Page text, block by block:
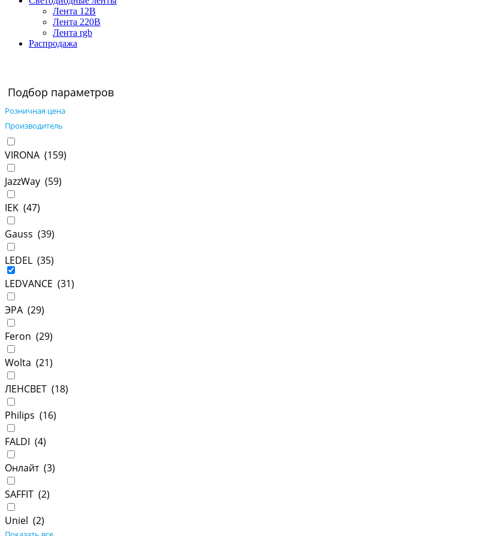
Лента 12В
Лента 220В
Лента rgb
Распродажа
Подбор параметров
Розничная цена
Производитель
VIRONA (159)
JazzWay (59)
IEK (47)
Gauss (39)
LEDEL (35)
LEDVANCE (31)
ЭРА (29)
Feron (29)
Wolta (21)
ЛЕНСВЕТ (18)
Philips (16)
FALDI (4)
Онлайт (3)
SAFFIT (2)
Uniel (2)